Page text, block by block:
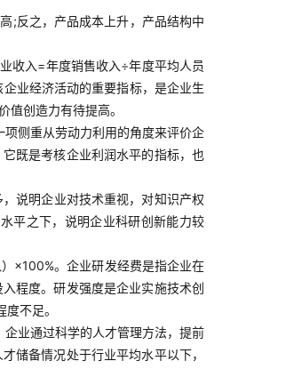
;反之，产品成本上升，产品结构中
收入=年度销售收入÷年度平均人员
业经济活动的重要指标，是企业生
创造力有待提高。
侧重从劳动力利用的角度来评价企
既是考核企业利润水平的指标，也
说明企业对技术重视，对知识产权
平之下，说明企业科研创新能力较
×100%。企业研发经费是指企业在
程度。研发强度是企业实施技术创
不足。
业通过科学的人才管理方法，提前
储备情况处于行业平均水平以下，